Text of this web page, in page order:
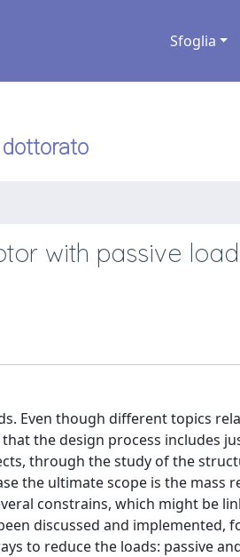
Sfoglia
dottorato
with passive
Even though different topics
the design process includes
through the study of the
the ultimate scope is the mass
constrains, which might be
discussed and implemented,
to reduce the loads: passive